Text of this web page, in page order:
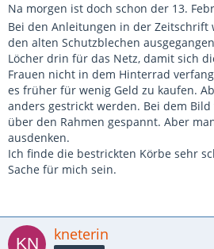
Na morgen ist doch schon der 13.
Bei den Anleitungen in der Zeitschrift
den alten Schutzblechen
Löcher drin für das Netz, damit sich
Frauen nicht in dem Hinterrad
es früher für wenig Geld zu kaufen.
anders gestrickt werden. Bei dem Bild
über den Rahmen gespannt. Aber
ausdenken.
Ich finde die bestrickten Körbe sehr
Sache für mich sein.
kneterin